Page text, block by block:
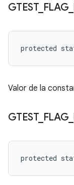
GTEST_ FLAG_
protected
Valor de la
GTEST_ FLAG_
protected